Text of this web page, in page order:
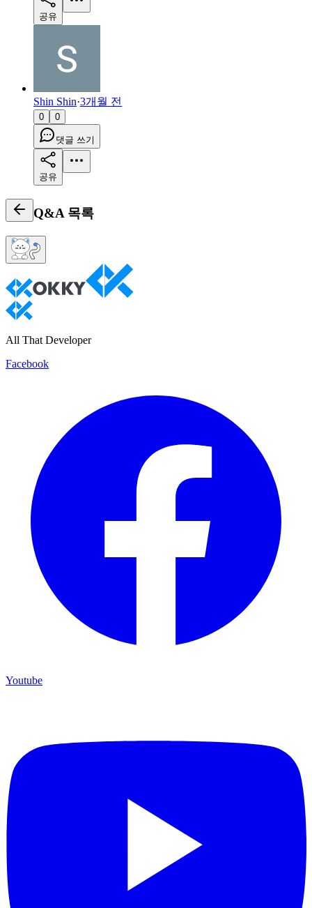
공유
Shin Shin·3개월 전
0 0
댓글 쓰기
공유
Q&A 목록
All That Developer
Facebook
Youtube